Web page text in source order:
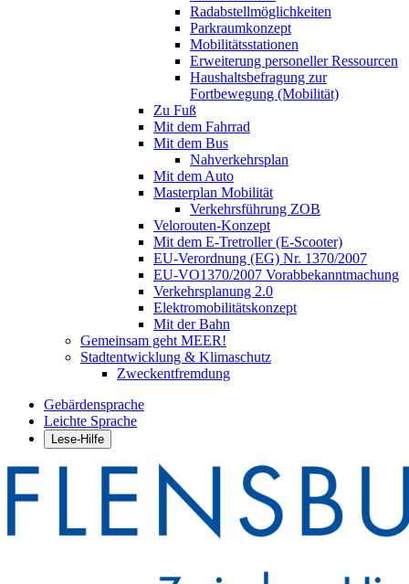
Radabstellmöglichkeiten
Parkraumkonzept
Mobilitätsstationen
Erweiterung personeller Ressourcen
Haushaltsbefragung zur
Fortbewegung (Mobilität)
Zu Fuß
Mit dem Fahrrad
Mit dem Bus
Nahverkehrsplan
Mit dem Auto
Masterplan Mobilität
Verkehrsführung ZOB
Velorouten-Konzept
Mit dem E-Tretroller (E-Scooter)
EU-Verordnung (EG) Nr. 1370/2007
EU-VO1370/2007 Vorabbekanntmachung
Verkehrsplanung 2.0
Elektromobilitätskonzept
Mit der Bahn
Gemeinsam geht MEER!
Stadtentwicklung & Klimaschutz
Zweckentfremdung
Gebärdensprache
Leichte Sprache
Lese-Hilfe